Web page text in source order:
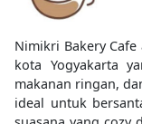
Nimikri Bakery
kota Yogyakarta
makanan ringan,
ideal untuk